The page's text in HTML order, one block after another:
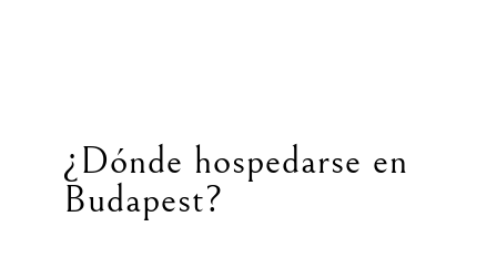
¿Dónde hospedarse en
Budapest?